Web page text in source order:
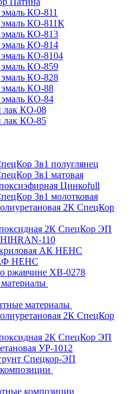
КО-811
эмаль КО-811К
эмаль КО-813
эмаль КО-814
эмаль КО-8104
эмаль КО-859
эмаль КО-828
эмаль КО-88
эмаль КО-84
лак КО-08
лак КО-85
3в1 полуглянец
3в1 матовая
Цинкоfull
3в1 молотковая
2К СпецКор
2К СпецКор ЭП
110
АК НЕНС
АФ НЕНС
ржавчине ХВ-0278
материалы
2К СпецКор
2К СпецКор ЭП
УР-1012
Спецкор-ЭП
композиции